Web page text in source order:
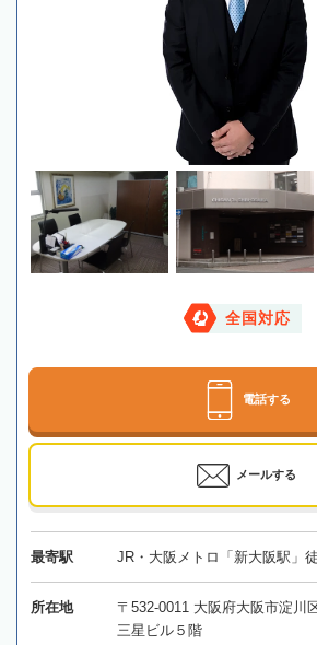
全国対応
電話する
メールする
最寄駅 JR・大阪メトロ「新大阪駅」
所在地
〒532-0011 大阪府大阪市淀川
三星ビル５階